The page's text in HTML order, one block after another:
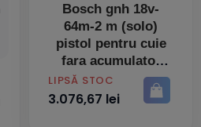
Bosch gnh 18v-
64m-2 m (solo)
pistol pentru cuie
fara acumulator
PRET
LIPSĂ STOC
3.076,67 lei